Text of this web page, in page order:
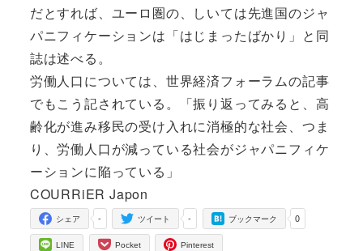
だとすれば、ユーロ圏の、しいては先進国のジャ
パニフィケーションは「はじまったばかり」と同
誌は述べる。
労働人口については、世界経済フォーラムの記事
でもこう記されている。「振り返ってみると、高
齢化が進み移民の受け入れに消極的な社会、つま
り、労働人口が減っている社会がジャパニフィケ
ーションに陥っている」
COURRiER Japon
-
シェア -
ツイート 0
ブックマーク
LINE Pocket Pinterest